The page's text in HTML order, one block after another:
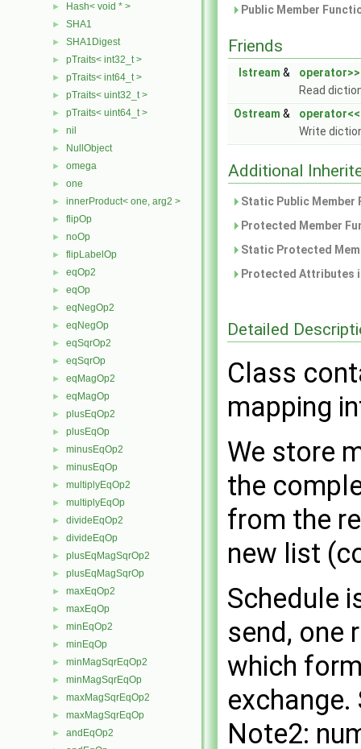
► Hash< void * >
► SHA1
► SHA1Digest
► pTraits< int32_t >
► pTraits< int64_t >
► pTraits< uint32_t >
► pTraits< uint64_t >
► nil
► NullObject
► omega
► one
► innerProduct< one, arg2 >
► flipOp
► noOp
► flipLabelOp
► eqOp2
► eqOp
► eqNegOp2
► eqNegOp
► eqSqrOp2
► eqSqrOp
► eqMagOp2
► eqMagOp
► plusEqOp2
► plusEqOp
► minusEqOp2
► minusEqOp
► multiplyEqOp2
► multiplyEqOp
► divideEqOp2
► divideEqOp
► plusEqMagSqrOp2
► plusEqMagSqrOp
► maxEqOp2
► maxEqOp
► minEqOp2
► minEqOp
► minMagSqrEqOp2
► minMagSqrEqOp
► maxMagSqrEqOp2
► maxMagSqrEqOp
► andEqOp2
Public Member
Friends
Istream & operator>>
Read
Ostream & operator<<
Write
Additional
Static Public
Protected Member
Static Protected
Protected Attributes
Detailed
Class
mapping
We store
the
from the
new list
Schedule
send, one
which
Note2: